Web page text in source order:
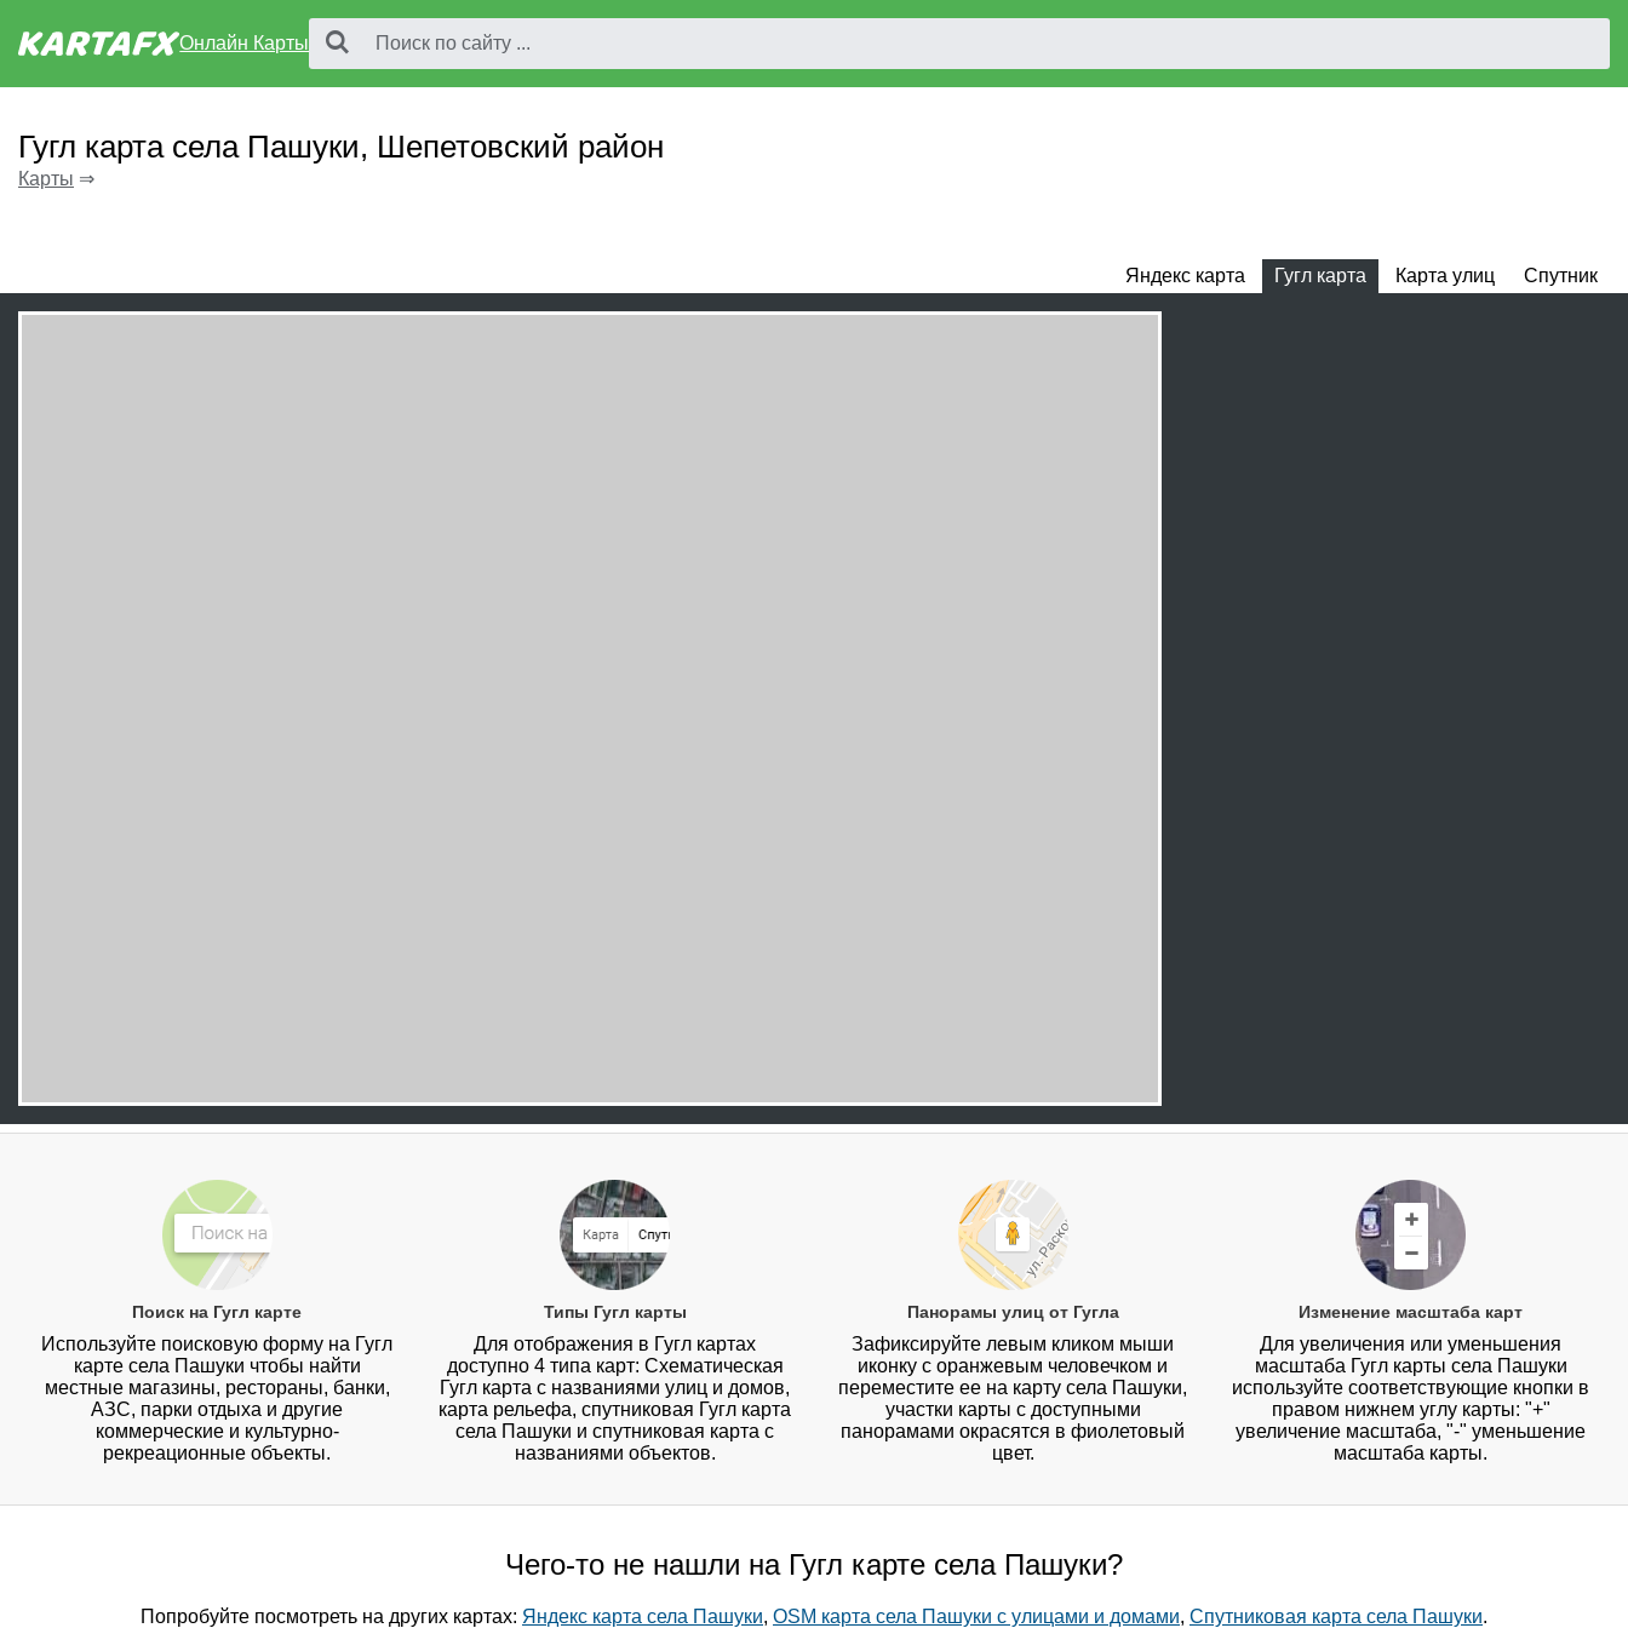
Онлайн Карты
Гугл карта села Пашуки, Шепетовский район
Карты ⇒
Яндекс карта Гугл карта Карта улиц Спутник
Поиск на Гугл карте
Используйте поисковую форму на Гугл
карте села Пашуки чтобы найти
местные магазины, рестораны, банки,
АЗС, парки отдыха и другие
коммерческие и культурно-
рекреационные объекты.
Типы Гугл карты
Для отображения в Гугл картах
доступно 4 типа карт: Схематическая
Гугл карта с названиями улиц и домов,
карта рельефа, спутниковая Гугл карта
села Пашуки и спутниковая карта с
названиями объектов.
Панорамы улиц от Гугла
Зафиксируйте левым кликом мыши
иконку с оранжевым человечком и
переместите ее на карту села Пашуки,
участки карты с доступными
панорамами окрасятся в фиолетовый
цвет.
Изменение масштаба карт
Для увеличения или уменьшения
масштаба Гугл карты села Пашуки
используйте соответствующие кнопки в
правом нижнем углу карты: "+"
увеличение масштаба, "-" уменьшение
масштаба карты.
Чего-то не нашли на Гугл карте села Пашуки?
Попробуйте посмотреть на других картах: Яндекс карта села Пашуки, OSM карта села Пашуки с улицами и домами, Спутниковая карта села Пашуки.